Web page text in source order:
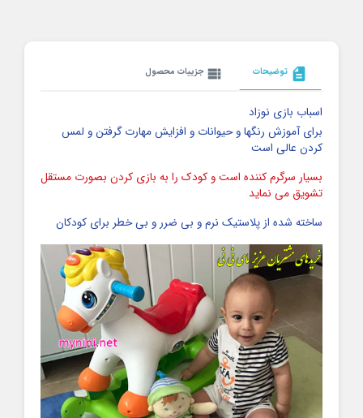
description توضیحات view_list جزییات محصول
اسباب بازی نوزاد
برای آموزش رنگها و حیوانات و افزایش مهارت گرفتن و لمس
کردن عالی است
بسیار سرگرم کننده است و کودک را به بازی کردن بصورت مستقل
تشویق می نماید
ساخته شده از پلاستیک نرم و بی ضرر و بی خطر برای کودکان